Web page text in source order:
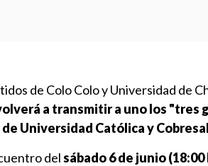
de Colo Colo y Universidad de
a transmitir a uno los
Universidad Católica y Cobresal
delsábado 6 de junio (18:00